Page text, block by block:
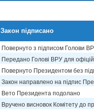
Закон підписано
Повернуто з підписом Голови
Передано Голові ВРУ для
Повернуто Президентом без
Закон направлено на підпис
Вето Президента подолано
Вручено висновок Комітету до